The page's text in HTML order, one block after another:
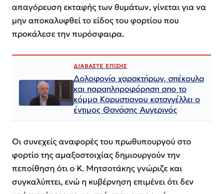
απαγόρευση εκταφής των θυμάτων, γίνεται για να
μην αποκαλυφθεί το είδος του φορτίου που
προκάλεσε την πυρόσφαιρα.
ΔΙΑΒΑΣΤΕ ΕΠΙΣΗΣ
Δολοφονία χαρακτήρων, σπέκουλα
και παραπληροφόρηση απο το
κόμμα Καρυστιανου καταγγέλλει ο
έντιμος Θανάσης Αυγερινός
Οι συνεχείς αναφορές του πρωθυπουργού στο
φορτίο της αμαξοστοιχίας δημιουργούν την
πεποίθηση ότι ο Κ. Μητσοτάκης γνώριζε και
συγκαλύπτει, ενώ η κυβέρνηση επιμένει ότι δεν